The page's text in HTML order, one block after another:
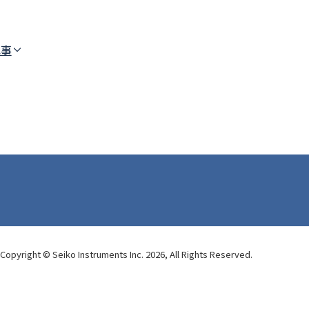
Copyright © Seiko Instruments Inc. 2026, All Rights Reserved.